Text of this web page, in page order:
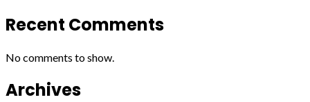
Recent Comments
No comments to show.
Archives